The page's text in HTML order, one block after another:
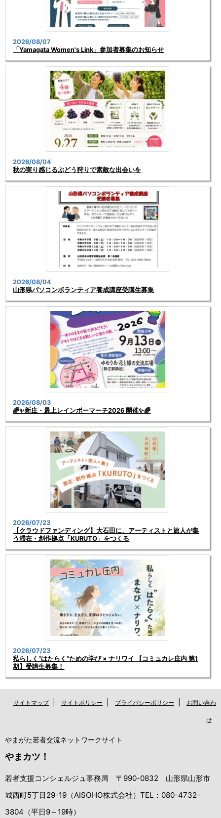
2026/08/07
「Yamagata Women's Link」参加者募集のお知らせ
2026/08/04
秋の実り感じるぶどう狩りで素敵な出会いを
2026/08/04
山形県パソコンボランティア養成講座受講生募集
2026/08/03
🌈✨新庄・最上レインボーマーチ2026 開催✨🌈
2026/07/23
【クラウドファンディング】大石田に、アーティストと旅人が集
う滞在・創作拠点「KURUTO」をつくる
2026/07/23
私らしく“はたらく”ための学び × ナリワイ 【コミュカレ庄内 第1
期】受講生募集！
サイトマップ サイトポリシー プライバシーポリシー お問い合わ
せ
やまがた若者交流ネットワークサイト
やまカツ！
若者支援コンシェルジュ事務局 〒990-0832 山形県山形市
城西町5丁目29-19（AISOHO株式会社）TEL：080-4732-
3804（平日9～19時）